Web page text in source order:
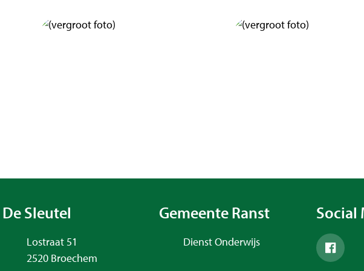
De Sleutel
AdresLostraat 51
,2520 Broechem
Gemeente Ranst
AdresDienst Onderwijs
Social